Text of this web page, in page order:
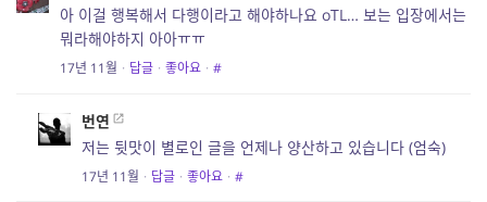
아 이걸 행복해서 다행이라고 해야하나요 oTL… 보는 입장에서는
뭐라해야하지 아아ㅠㅠ
17년 11월 · 답글 · 좋아요 · #
번연
저는 뒷맛이 별로인 글을 언제나 양산하고 있습니다 (엄숙)
17년 11월 · 답글 · 좋아요 · #